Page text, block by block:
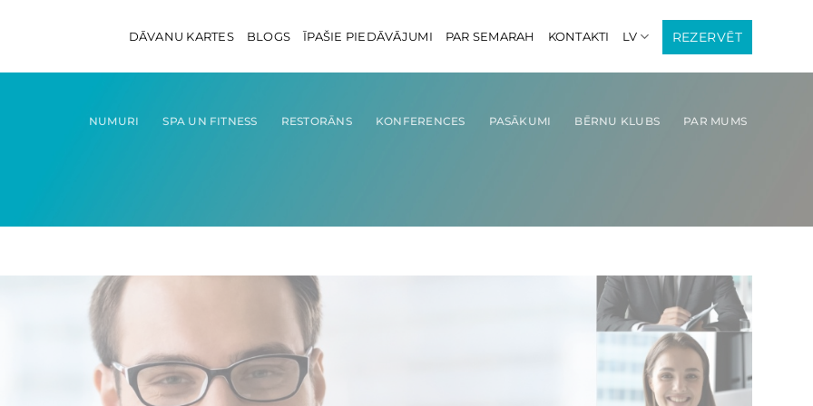
DĀVANU KARTES BLOGS ĪPAŠIE PIEDĀVĀJUMI PAR SEMARAH KONTAKTI LV REZERVĒT
NUMURI SPA UN FITNESS RESTORĀNS KONFERENCES PASĀKUMI BĒRNU KLUBS PAR MUMS